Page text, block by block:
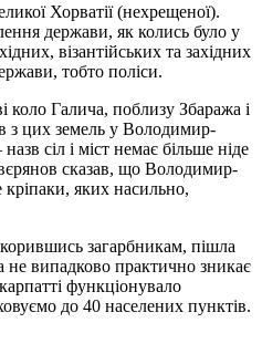
Хорватії (нехрещеної).
держави, як колись було у
візантійських та західних
тобто поліси.
коло Галича, поблизу Збаража і
з цих земель у Володимир-
сіл і міст немає більше ніде
сказав, що Володимир-
яких насильно,
загарбникам, пішла
не випадково практично зникає
функціонувало
до 40 населених пунктів.